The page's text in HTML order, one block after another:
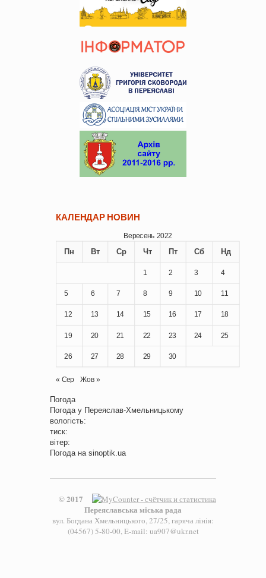
КАЛЕНДАР НОВИН
Вересень 2022
Пн Вт Ср Чт Пт Сб Нд
1 2 3 4
5 6 7 8 9 10 11
12 13 14 15 16 17 18
19 20 21 22 23 24 25
26 27 28 29 30
« Сер Жов »
Погода
Погода у Переяслав-Хмельницькому
вологість:
тиск:
вітер:
Погода на sinoptik.ua
© 2017
Переяславська міська рада
вул. Богдана Хмельницького, 27/25, гаряча лінія:
(04567) 5-80-00, E-mail: ua907@ukr.net